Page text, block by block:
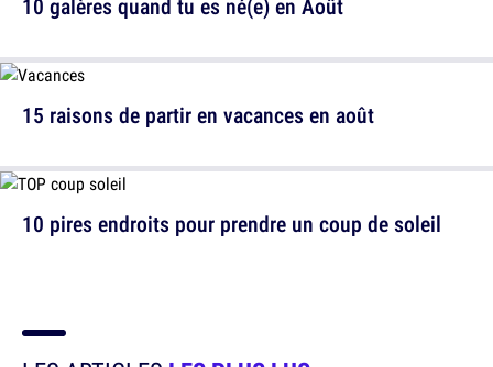
15 raisons de partir en vacances en août
10 galères quand tu es né(e) en Août
10 pires endroits pour prendre un coup de soleil